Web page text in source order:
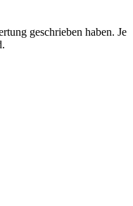
geschrieben haben. Je